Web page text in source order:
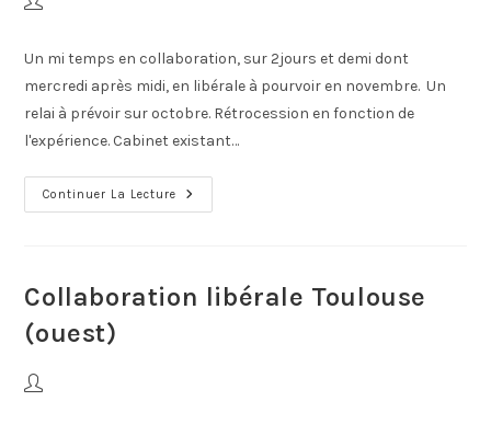
Un mi temps en collaboration, sur 2jours et demi dont
mercredi après midi, en libérale à pourvoir en novembre. Un
relai à prévoir sur octobre. Rétrocession en fonction de
l'expérience. Cabinet existant…
Continuer La Lecture
Collaboration libérale Toulouse
(ouest)